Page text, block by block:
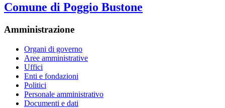
Comune di Poggio Bustone
Amministrazione
Organi di governo
Aree amministrative
Uffici
Enti e fondazioni
Politici
Personale amministrativo
Documenti e dati